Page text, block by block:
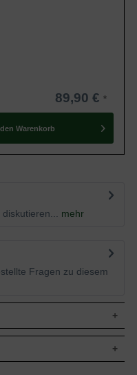
89,90 €
Warenkorb
mehr
Fragen zu diesem
domestica